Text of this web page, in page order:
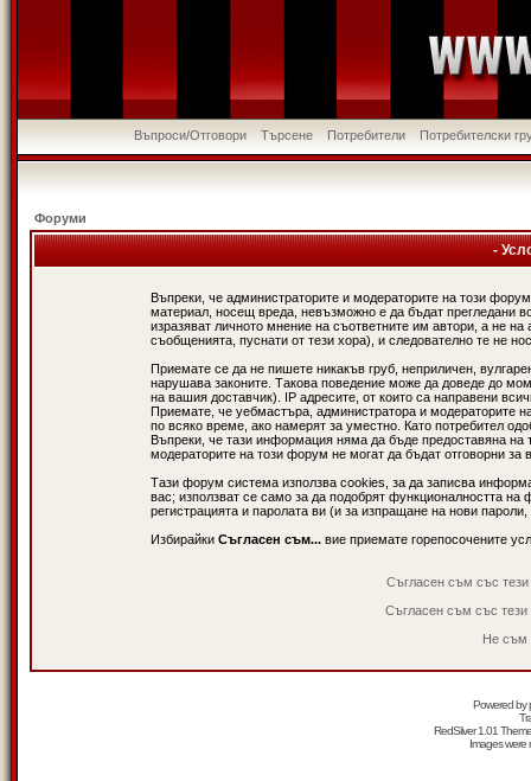
Въпроси/Отговори Търсене Потребители Потребителски
Форуми
-
Въпреки, че администраторите и модераторите на този
материал, носещ вреда, невъзможно е да бъдат прегледани
изразяват личното мнение на съответните им автори, а не
съобщенията, пуснати от тези хора), и следователно те не
Приемате се да не пишете никакъв груб, неприличен,
нарушава законите. Такова поведение може да доведе до
на вашия доставчик). IP адресите, от които са направени
Приемате, че уебмастъра, администратора и модераторите
по всяко време, ако намерят за уместно. Като потребител
Въпреки, че тази информация няма да бъде предоставяна
модераторите на този форум не могат да бъдат отговорни за
Тази форум система използва cookies, за да записва
вас; използват се само за да подобрят функционалността
регистрацията и паролата ви (и за изпращане на нови
Избирайки Съгласен съм... вие приемате горепосочените
Съгласен съм със
Съгласен съм със
Не съм
Powered by
RedSilver 1.01
Images were